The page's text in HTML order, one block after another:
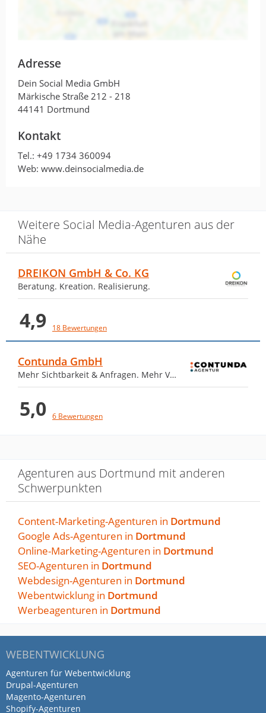
von maria · 5. Juni 2026
Der Workshop von Dein Social Media
Die Inhalte waren aktuell, praxisnah und
voller wertvoller Informationen.
klare Struktur, die verständliche
konkreten Tipps, die sich direkt im
mit großer Kompetenz und Leidenschaft
vermittelt und sind auf alle Fragen
ausführlich eingegangen. Der Workshop
war inspirierend, professionell und
äußerst hilfreich für unsere tägliche Arbeit
im Bereich Social Media und Marketing.
Vielen Dank für die wertvollen Impulse
und die angenehme Atmosphäre. Eine
klare Empfehlung!
Antwort von Dein Social Media
Ich habe gestern am Social Media
teilgenommen…
von Tobi W · 2. Juni 2026
Ich habe gestern am Social Media
Workshop für Anfänger teilgenommen
und konnte daraus wirklich einige
hilfreiche Impulse für die Praxis
mitnehmen. Besonders gut gefallen hat
mir, dass die Inhalte verständlich erklärt
Vorwissen gut folgen konnte. Der
Workshop war angenehm aufgebaut,
praxisnah und hat einen guten Überblick
Adresse
Dein Social Media GmbH
Märkische Straße 212 - 218
44141 Dortmund
Kontakt
Tel.: +49 1734 360094
Web: www.deinsocialmedia.de
Weitere Social Media-Agenturen aus der
Nähe
DREIKON GmbH & Co. KG
Beratung. Kreation. Realisierung.
4,9 18 Bewertungen
Contunda GmbH
Mehr Sichtbarkeit & Anfragen. Mehr Verkäufe.
5,0 6 Bewertungen
Agenturen aus Dortmund mit anderen
Schwerpunkten
Content-Marketing-Agenturen in Dortmund
Google Ads-Agenturen in Dortmund
Online-Marketing-Agenturen in Dortmund
SEO-Agenturen in Dortmund
Webdesign-Agenturen in Dortmund
Webentwicklung in Dortmund
Werbeagenturen in Dortmund
WEBENTWICKLUNG
Agenturen für Webentwicklung
Drupal-Agenturen
Magento-Agenturen
Shopify-Agenturen